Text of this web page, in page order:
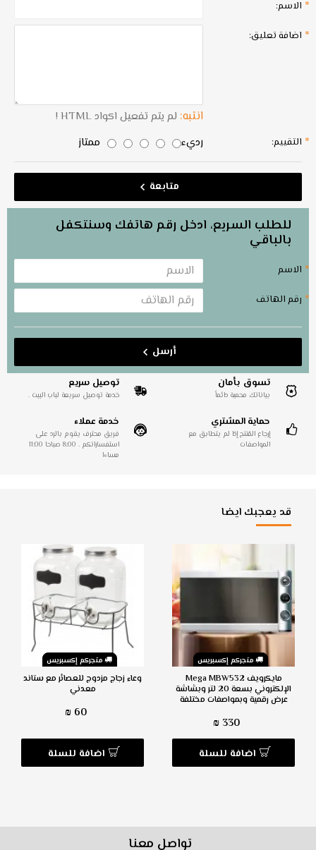
الاسم:
اضافة تعليق:
انتبه: لم يتم تفعيل اكواد HTML !
التقييم: رديء ممتاز
متابعة
للطلب السريع، ادخل رقم هاتفك وسنتكفل
بالباقي
الاسم
رقم الهاتف
أرسل
تسوق بأمان
بياناتك محمية دائماً
توصيل سريع
خدمة توصيل سريعة لباب البيت .
حماية المشتري
إرجاع المُنتج إذا لم يتطابق مع
المواصفات
خدمة عملاء
فريق محترف يقوم بالرد على
استفساراتكم . 8:00 صباحا 11:00
مساءا
قد يعجبك ايضا
متجركم إكسبريس
مايكرويف Mega MBW532
الإلكتروني بسعة 20 لتر وبشاشة
عرض رقمية وبمواصفات مختلفة
330 ₪
اضافة للسلة
متجركم إكسبريس
وعاء زجاج مزدوج للعصائر مع ستاند
معدني
60 ₪
اضافة للسلة
تواصل معنا